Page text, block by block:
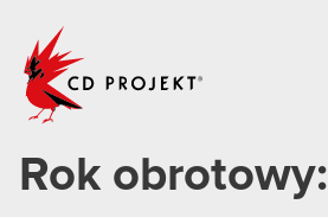
Rok obrotowy: